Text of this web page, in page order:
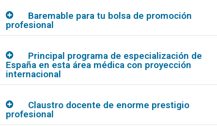
Baremable para tu bolsa de promoción
profesional
Principal programa de especialización de
España en esta área médica con proyección
internacional
Claustro docente de enorme prestigio
profesional